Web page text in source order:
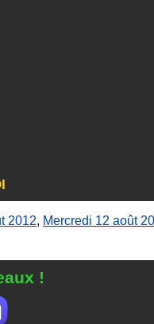
2012, Mercredi 12 août
!